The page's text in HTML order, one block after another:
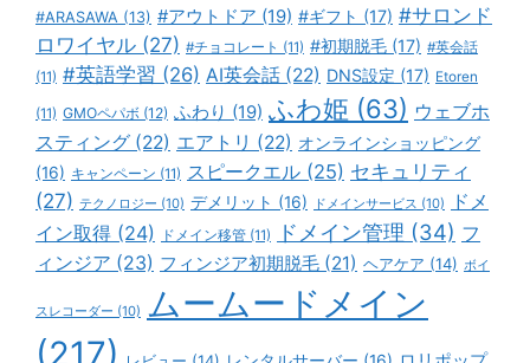
#ARASAWA (13) #アウトドア (19) #ギフト (17) #サロンド
ロワイヤル (27) #チョコレート (11) #初期脱毛 (17) #英会話
(11) #英語学習 (26) AI英会話 (22) DNS設定 (17) Etoren
(11) GMOペパボ (12) ふわり (19) ふわ姫 (63) ウェブホ
スティング (22) エアトリ (22) オンラインショッピング
(16) キャンペーン (11) スピークエル (25) セキュリティ
(27) テクノロジー (10) デメリット (16) ドメインサービス (10)
ドメ
イン取得 (24) ドメイン移管 (11) ドメイン管理 (34) フ
ィンジア (23) フィンジア初期脱毛 (21) ヘアケア (14) ボイ
スレコーダー (10) ムームードメイン
(217)